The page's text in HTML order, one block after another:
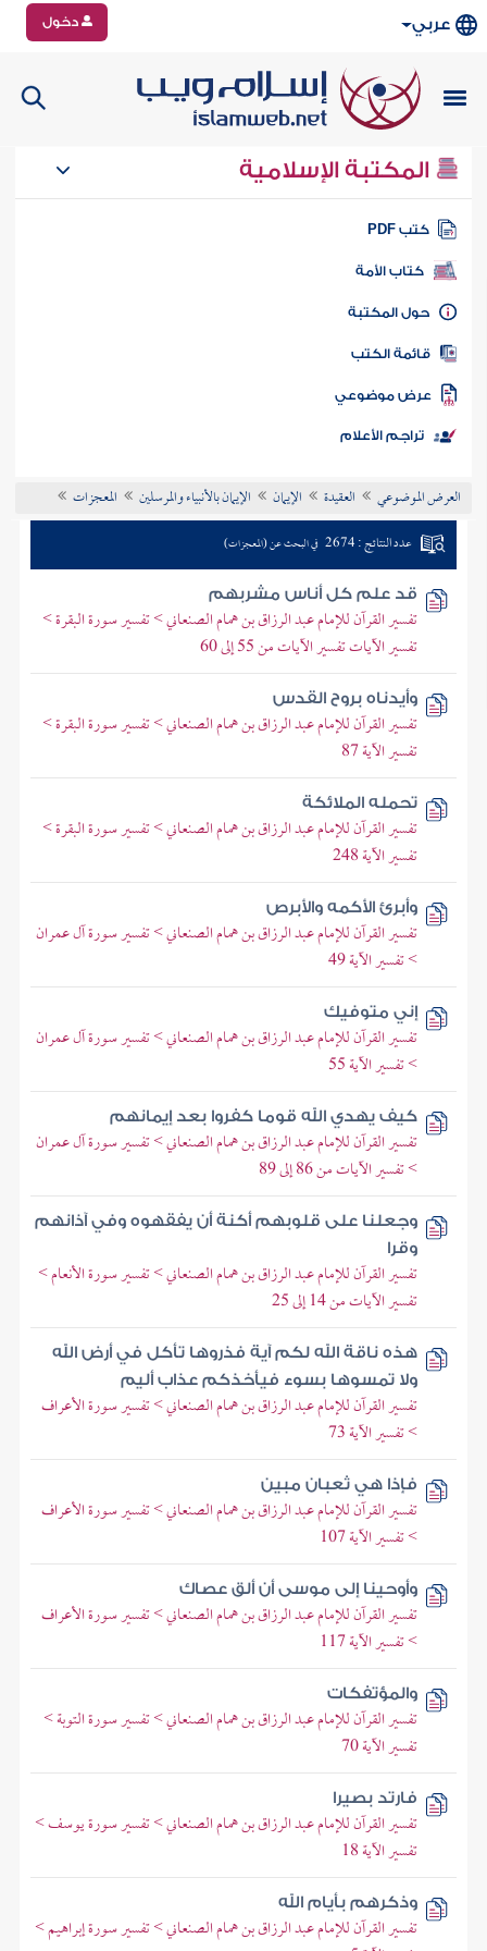
عربي دخول
المكتبة الإسلامية
كتب PDF
كتاب الأمة
المكتبة
الكتب
موضوعي
تراجم الأعلام
العرض الموضوعي العقيدة الإيمان الإيمان بالأنبياء والمرسلين المعجزات
عدد النتائج : 2674 في البحث عن (المعجزات)
قد علم كل أناس مشربهم
تفسير القرآن للإمام عبد الرزاق بن همام الصنعاني > تفسير سورة البقرة >
تفسير الآيات تفسير الآيات من 55 إلى 60
وأيدناه بروح القدس
تفسير القرآن للإمام عبد الرزاق بن همام الصنعاني > تفسير سورة البقرة >
تفسير الآية 87
تحمله الملائكة
تفسير القرآن للإمام عبد الرزاق بن همام الصنعاني > تفسير سورة البقرة >
تفسير الآية 248
وأبرئ الأكمه والأبرص
تفسير القرآن للإمام عبد الرزاق بن همام الصنعاني > تفسير سورة آل عمران
> تفسير الآية 49
إني متوفيك
تفسير القرآن للإمام عبد الرزاق بن همام الصنعاني > تفسير سورة آل عمران
> تفسير الآية 55
كيف يهدي الله قوما كفروا بعد إيمانهم
تفسير القرآن للإمام عبد الرزاق بن همام الصنعاني > تفسير سورة آل عمران
> تفسير الآيات من 86 إلى 89
وجعلنا على قلوبهم أكنة أن يفقهوه وفي آذانهم
وقرا
تفسير القرآن للإمام عبد الرزاق بن همام الصنعاني > تفسير سورة الأنعام >
تفسير الآيات من 14 إلى 25
هذه ناقة الله لكم آية فذروها تأكل في أرض الله
ولا تمسوها بسوء فيأخذكم عذاب أليم
تفسير القرآن للإمام عبد الرزاق بن همام الصنعاني > تفسير سورة الأعراف
> تفسير الآية 73
فإذا هي ثعبان مبين
تفسير القرآن للإمام عبد الرزاق بن همام الصنعاني > تفسير سورة الأعراف
> تفسير الآية 107
وأوحينا إلى موسى أن ألق عصاك
تفسير القرآن للإمام عبد الرزاق بن همام الصنعاني > تفسير سورة الأعراف
> تفسير الآية 117
والمؤتفكات
تفسير القرآن للإمام عبد الرزاق بن همام الصنعاني > تفسير سورة التوبة >
تفسير الآية 70
فارتد بصيرا
تفسير القرآن للإمام عبد الرزاق بن همام الصنعاني > تفسير سورة يوسف >
تفسير الآية 18
وذكرهم بأيام الله
تفسير القرآن للإمام عبد الرزاق بن همام الصنعاني > تفسير سورة إبراهيم >